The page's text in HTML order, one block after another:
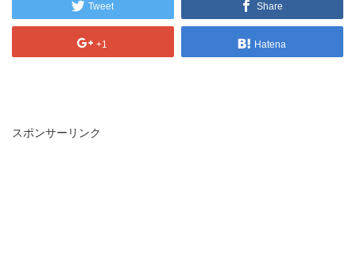
Tweet Share
+1 Hatena
スポンサーリンク